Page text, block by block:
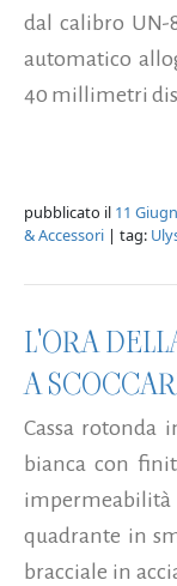
dal calibro UN-
automatico
40 millimetri
pubblicato il 11
& Accessori | tag:
L'ORA
A
Cassa rotonda
bianca con
quadrante in
bracciale in